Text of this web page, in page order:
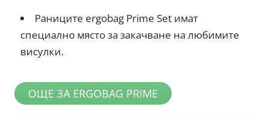
Раниците ergobag Prime Set имат
специално място за закачване на любимите
висулки.
ОЩЕ ЗА ERGOBAG PRIME